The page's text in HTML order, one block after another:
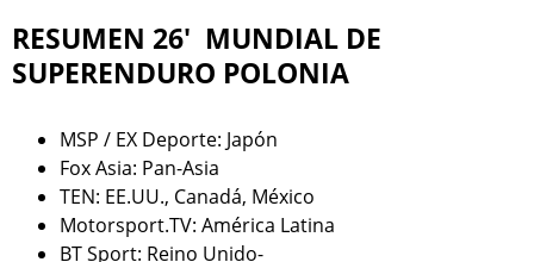
RESUMEN 26' MUNDIAL DE
SUPERENDURO POLONIA
MSP / EX Deporte: Japón
Fox Asia: Pan-Asia
TEN: EE.UU., Canadá, México
Motorsport.TV: América Latina
BT Sport: Reino Unido-